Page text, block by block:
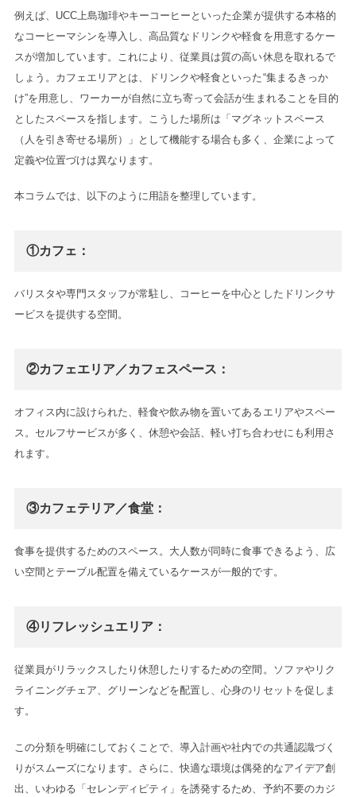
例えば、UCC上島珈琲やキーコーヒーといった企業が提供する本格的
なコーヒーマシンを導入し、高品質なドリンクや軽食を用意するケー
スが増加しています。これにより、従業員は質の高い休息を取れるで
しょう。カフェエリアとは、ドリンクや軽食といった“集まるきっか
け”を用意し、ワーカーが自然に立ち寄って会話が生まれることを目的
としたスペースを指します。こうした場所は「マグネットスペース
（人を引き寄せる場所）」として機能する場合も多く、企業によって
定義や位置づけは異なります。
本コラムでは、以下のように用語を整理しています。
①カフェ：
バリスタや専門スタッフが常駐し、コーヒーを中心としたドリンクサ
ービスを提供する空間。
②カフェエリア／カフェスペース：
オフィス内に設けられた、軽食や飲み物を置いてあるエリアやスペー
ス。セルフサービスが多く、休憩や会話、軽い打ち合わせにも利用さ
れます。
③カフェテリア／食堂：
食事を提供するためのスペース。大人数が同時に食事できるよう、広
い空間とテーブル配置を備えているケースが一般的です。
④リフレッシュエリア：
従業員がリラックスしたり休憩したりするための空間。ソファやリク
ライニングチェア、グリーンなどを配置し、心身のリセットを促しま
す。
この分類を明確にしておくことで、導入計画や社内での共通認識づく
りがスムーズになります。さらに、快適な環境は偶発的なアイデア創
出、いわゆる「セレンディピティ」を誘発するため、予約不要のカジ